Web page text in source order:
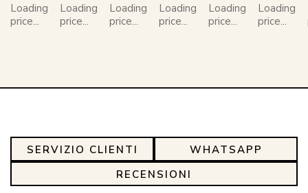
Loading
price...
Loading
price...
Loading
price...
Loading
price...
Loading
price...
Loading
price...
SERVIZIO CLIENTI
WHATSAPP
RECENSIONI